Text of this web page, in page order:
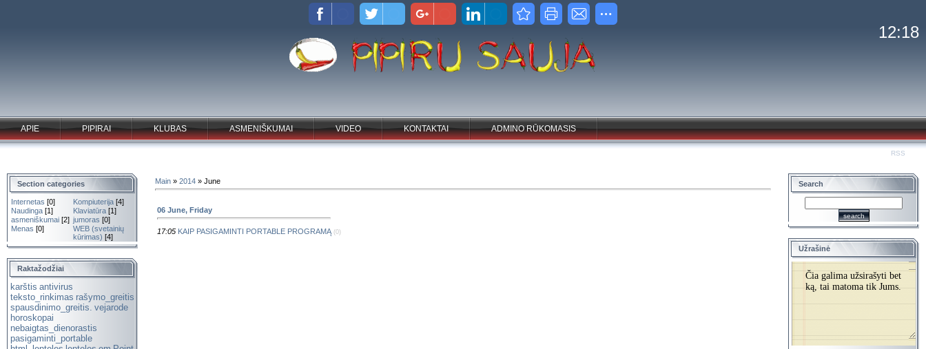
12:18
APIE PIPIRAI KLUBAS ASMENIŠKUMAI VIDEO KONTAKTAI ADMINO RŪKOMASIS
RSS
Section categories
Internetas [0] Kompiuterija [4]
Naudinga [1] Klaviatūra [1]
asmeniškumai [2] jumoras [0]
Menas [0]
WEB (svetainių
kūrimas) [4]
Raktažodžiai
karštis antivirus
teksto_rinkimas rašymo_greitis
spausdinimo_greitis. vejarode
horoskopai
nebaigtas_dienorastis
pasigaminti_portable
Main » 2014 » June
06 June, Friday
17:05 KAIP PASIGAMINTI PORTABLE PROGRAMĄ (0)
Search
Užrašinė